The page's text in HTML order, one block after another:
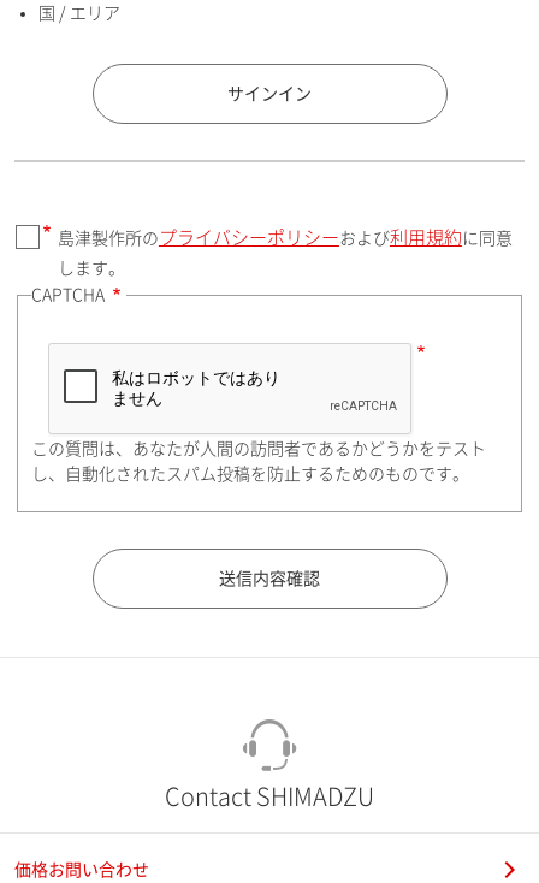
国 / エリア
郵便番号（勤務先）
住所検索
都道府県（勤務先）
国 / エリア
サインイン
島津製作所の プライバシーポリシー および利用規約 に同意
します。
CAPTCHA
この質問は、あなたが人間の訪問者であるかどうかをテスト
し、自動化されたスパム投稿を防止するためのものです。
Contact SHIMADZU
価格お問い合わせ